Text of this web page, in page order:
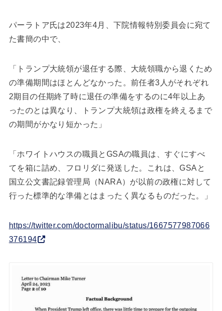
パーラトア氏は2023年4月、下院情報特別委員会に宛て
た書簡の中で、
「トランプ大統領が退任する際、大統領職から退くため
の準備期間はほとんどなかった。前任者3人がそれぞれ
2期目の任期終了時に退任の準備をするのに4年以上あ
ったのとは異なり、トランプ大統領は政権を終えるまで
の期間がかなり短かった」
「ホワイトハウスの職員とGSAの職員は、すぐにすべ
てを箱に詰め、フロリダに発送した。これは、GSAと
国立公文書記録管理局（NARA）が以前の政権に対して
行った標準的な準備とはまったく異なるものだった。」
https://twitter.com/doctormalibu/status/1667577987066
376194